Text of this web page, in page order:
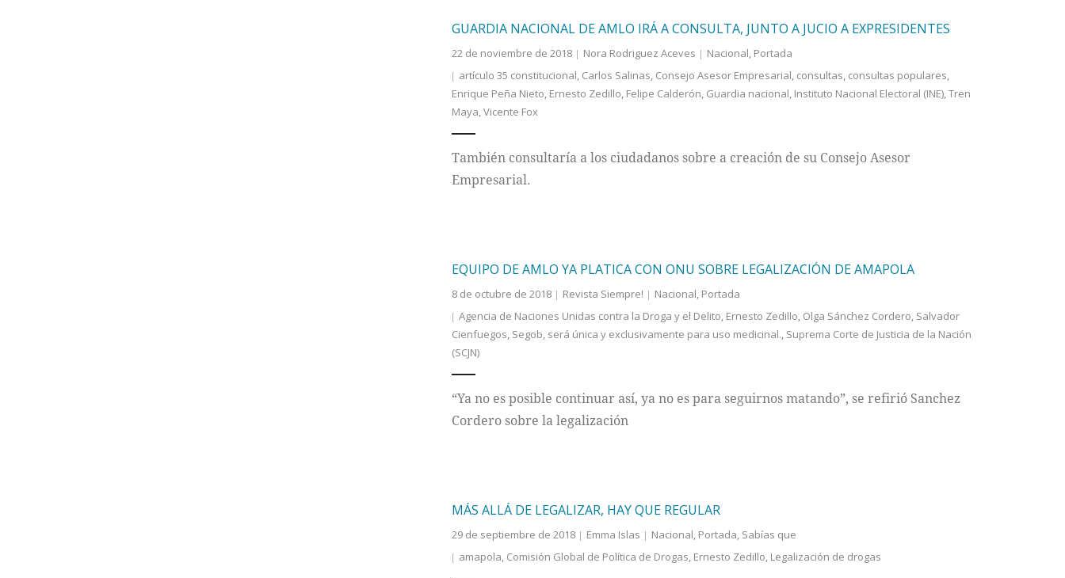
GUARDIA NACIONAL DE AMLO IRÁ A CONSULTA, JUNTO A JUCIO A EXPRESIDENTES
22 de noviembre de 2018 Nora Rodriguez Aceves Nacional, Portada
artículo 35 constitucional, Carlos Salinas, Consejo Asesor Empresarial, consultas, consultas populares,
Enrique Peña Nieto, Ernesto Zedillo, Felipe Calderón, Guardia nacional, Instituto Nacional Electoral (INE),Tren
Maya,Vicente Fox
También consultaría a los ciudadanos sobre a creación de su Consejo Asesor
Empresarial.
EQUIPO DE AMLO YA PLATICA CON ONU SOBRE LEGALIZACIÓN DE AMAPOLA
8 de octubre de 2018 Revista Siempre! Nacional, Portada
Agencia de Naciones Unidas contra la Droga y el Delito, Ernesto Zedillo, Olga Sánchez Cordero, Salvador
Cienfuegos, Segob, será única y exclusivamente para uso medicinal., Suprema Corte de Justicia de la Nación
(SCJN)
“Ya no es posible continuar así, ya no es para seguirnos matando”, se refirió Sanchez
Cordero sobre la legalización
MÁS ALLÁ DE LEGALIZAR, HAY QUE REGULAR
29 de septiembre de 2018 Emma Islas Nacional, Portada, Sabías que
amapola, Comisión Global de Política de Drogas, Ernesto Zedillo, Legalización de drogas